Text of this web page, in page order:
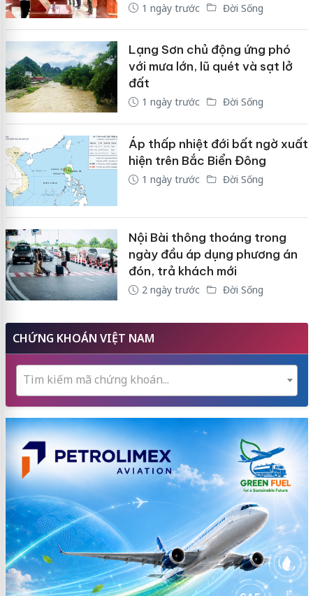
1 ngày trước Đời Sống
Lạng Sơn chủ động ứng phó
với mưa lớn, lũ quét và sạt lở
đất
1 ngày trước Đời Sống
Áp thấp nhiệt đới bất ngờ xuất
hiện trên Bắc Biển Đông
1 ngày trước Đời Sống
Nội Bài thông thoáng trong
ngày đầu áp dụng phương án
đón, trả khách mới
2 ngày trước Đời Sống
CHỨNG KHOÁN VIỆT NAM
Tìm kiếm mã chứng khoán...